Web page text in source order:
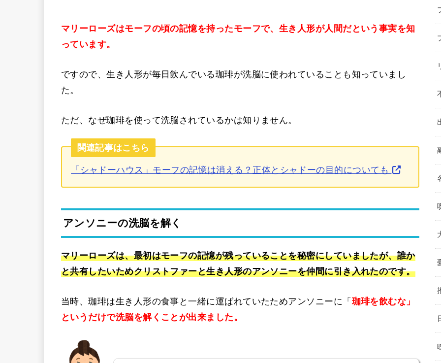
マリーローズはモーフの頃の記憶を持ったモーフで、生き人形が人間だという事実を知
っています。
ですので、生き人形が毎日飲んでいる珈琲が洗脳に使われていることも知っていまし
た。
ただ、なぜ珈琲を使って洗脳されているかは知りません。
関連記事はこちら
「シャドーハウス」モーフの記憶は消える？正体とシャドーの目的についても
アンソニーの洗脳を解く
マリーローズは、最初はモーフの記憶が残っていることを秘密にしていましたが、誰か
と共有したいためクリストファーと生き人形のアンソニーを仲間に引き入れたのです。
当時、珈琲は生き人形の食事と一緒に運ばれていたためアンソニーに「 珈琲を飲むな」
というだけで洗脳を解くことが出来ました。